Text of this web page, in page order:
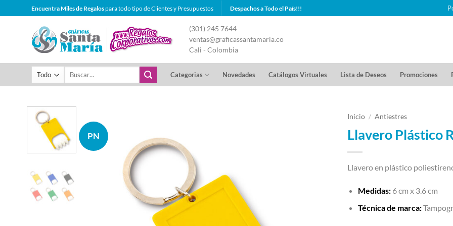
al
contenido
Encuentra Miles de Regalospara todo tipo de Clientes y Presupuestos Despachos a Todo el País!!!
(301) 245 7644
ventas@graficassantamaria.co
Cali - Colombia
Buscar
Categorias Novedades Catálogos Virtuales Lista de Deseos Promociones
PN
Inicio / Antiestres
Llavero Plástico
Llavero en plástico
Medidas: 6 cm x 3.6 cm
Técnica de marca: